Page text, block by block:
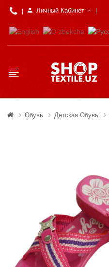
Личный Кабинет
Обувь Детская Обувь